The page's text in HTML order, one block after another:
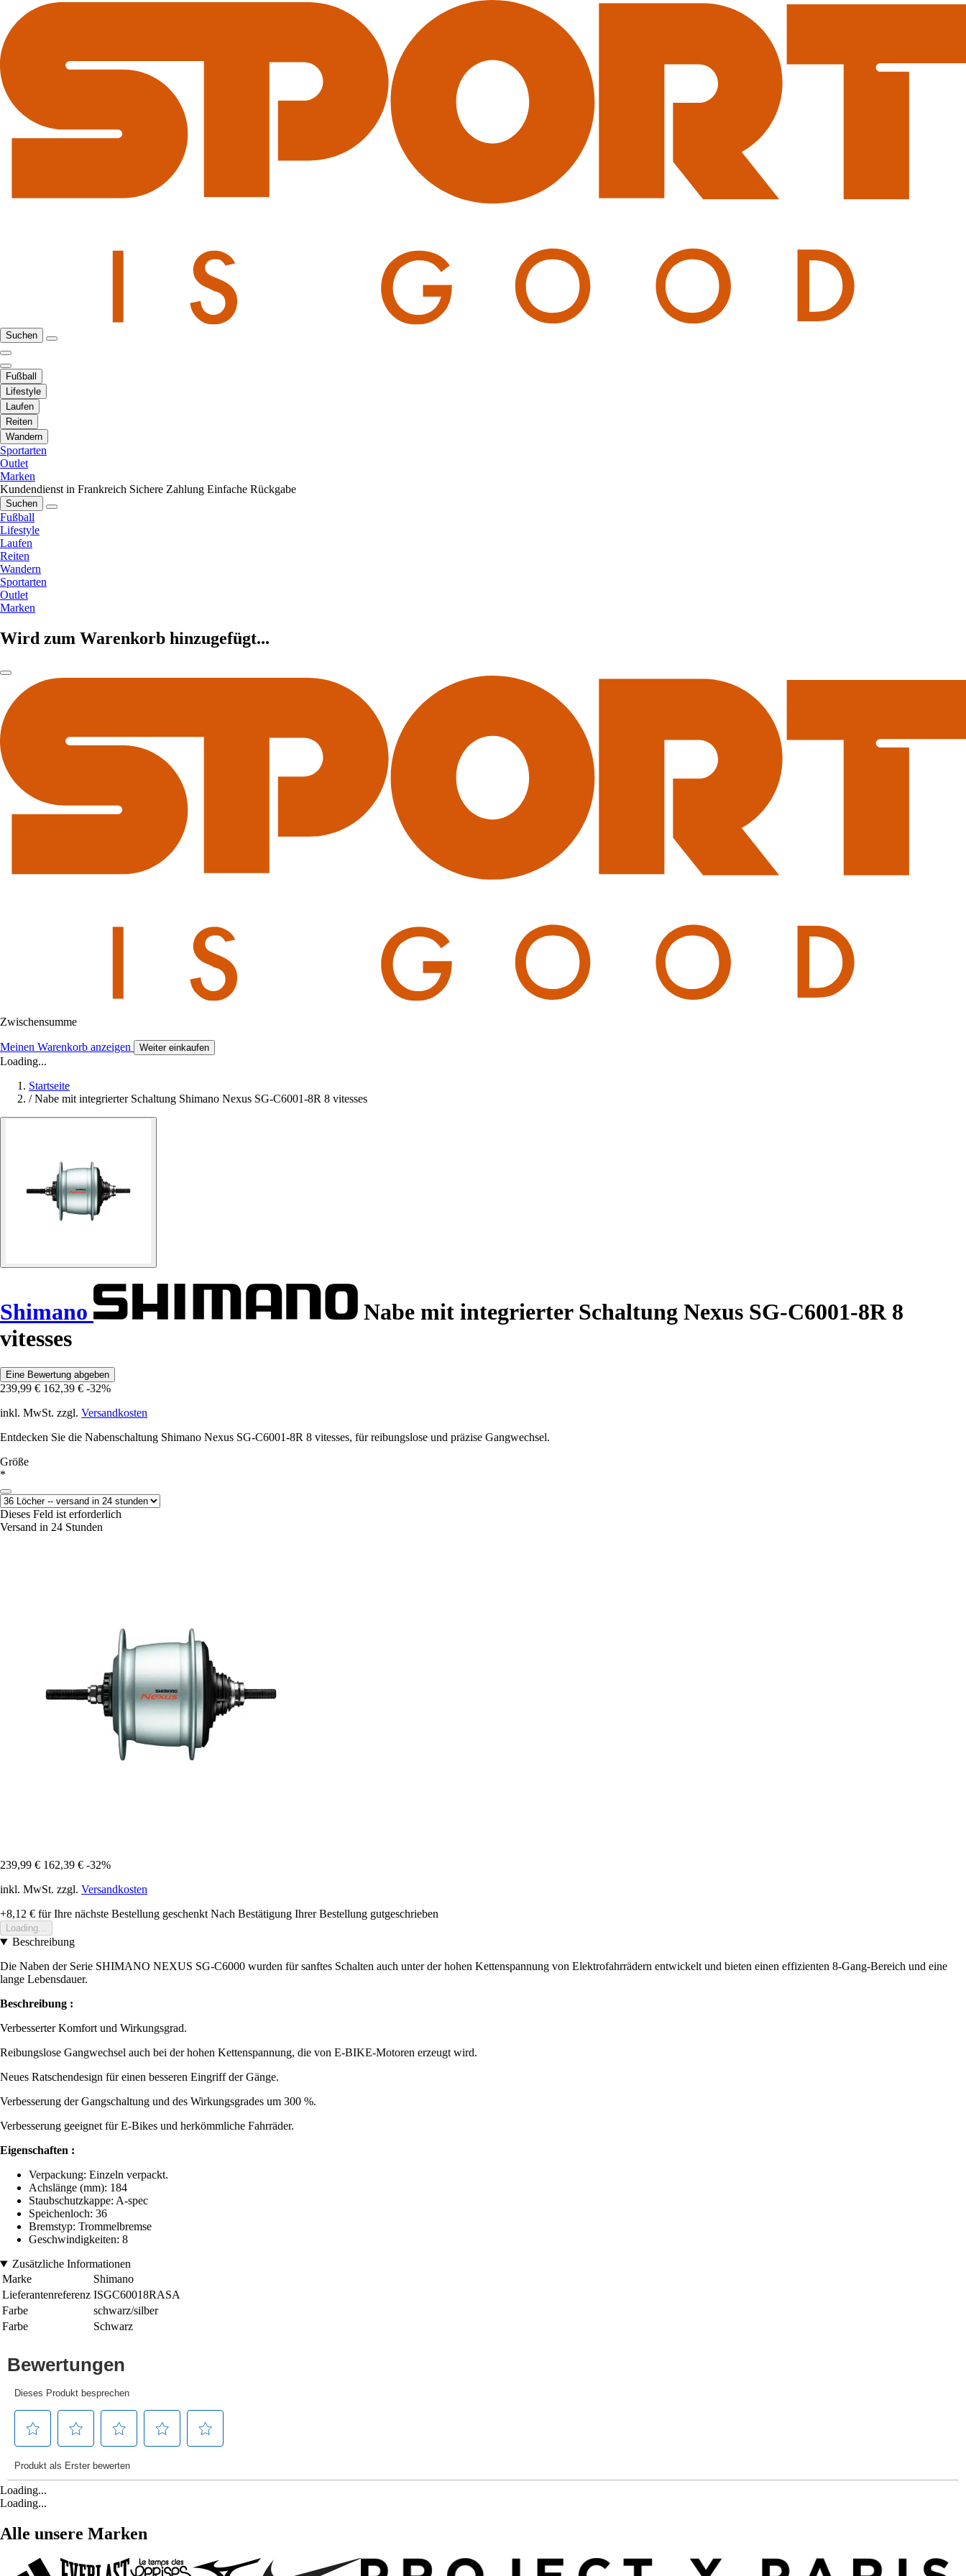
Suchen
Fußball
Lifestyle
Laufen
Reiten
Wandern
Sportarten
Outlet
Marken
Kundendienst in Frankreich Sichere Zahlung Einfache Rückgabe
Suchen
Fußball
Lifestyle
Laufen
Reiten
Wandern
Sportarten
Outlet
Marken
Wird zum Warenkorb hinzugefügt...
Zwischensumme
Meinen Warenkorb anzeigen Weiter einkaufen
Loading...
Startseite
/ Nabe mit integrierter Schaltung Shimano Nexus SG-C6001-8R 8 vitesses
Shimano
Nabe mit integrierter Schaltung Nexus SG-C6001-8R 8
vitesses
Eine Bewertung abgeben
239,99 € 162,39 € -32%
inkl. MwSt. zzgl. Versandkosten
Entdecken Sie die Nabenschaltung Shimano Nexus SG-C6001-8R 8 vitesses, für reibungslose und präzise Gangwechsel.
Größe
*
Dieses Feld ist erforderlich
Versand in 24 Stunden
239,99 € 162,39 € -32%
inkl. MwSt. zzgl. Versandkosten
+8,12 € für Ihre nächste Bestellung geschenkt Nach Bestätigung Ihrer Bestellung gutgeschrieben
Loading...
Beschreibung
Die Naben der Serie SHIMANO NEXUS SG-C6000 wurden für sanftes Schalten auch unter der hohen Kettenspannung von Elektrofahrrädern entwickelt und bieten einen effizienten 8-Gang-Bereich und eine
lange Lebensdauer.
Beschreibung :
Verbesserter Komfort und Wirkungsgrad.
Reibungslose Gangwechsel auch bei der hohen Kettenspannung, die von E-BIKE-Motoren erzeugt wird.
Neues Ratschendesign für einen besseren Eingriff der Gänge.
Verbesserung der Gangschaltung und des Wirkungsgrades um 300 %.
Verbesserung geeignet für E-Bikes und herkömmliche Fahrräder.
Eigenschaften :
Verpackung: Einzeln verpackt.
Achslänge (mm): 184
Staubschutzkappe: A-spec
Speichenloch: 36
Bremstyp: Trommelbremse
Geschwindigkeiten: 8
Zusätzliche Informationen
Marke
Shimano
Lieferantenreferenz ISGC60018RASA
Farbe
schwarz/silber
Farbe
Schwarz
Loading...
Loading...
Alle unsere Marken